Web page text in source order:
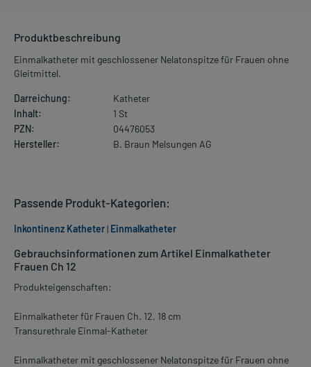
Produktbeschreibung
Einmalkatheter mit geschlossener Nelatonspitze für Frauen ohne
Gleitmittel.
Darreichung:
Katheter
Inhalt:
1 St
PZN:
04476053
Hersteller:
B. Braun Melsungen AG
Gebrauchsinformationen zum Artikel Einmalkatheter
Frauen Ch 12
Produkteigenschaften:
Einmalkatheter für Frauen Ch. 12, 18 cm
Transurethrale Einmal-Katheter
Einmalkatheter mit geschlossener Nelatonspitze für Frauen ohne
Passende Produkt-Kategorien:
Inkontinenz Katheter| Einmalkatheter